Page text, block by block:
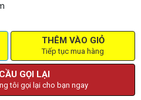
THÊM VÀO GIỎ
Tiếp tục mua hàng
GỌI LẠI
tôi gọi lại cho bạn ngay